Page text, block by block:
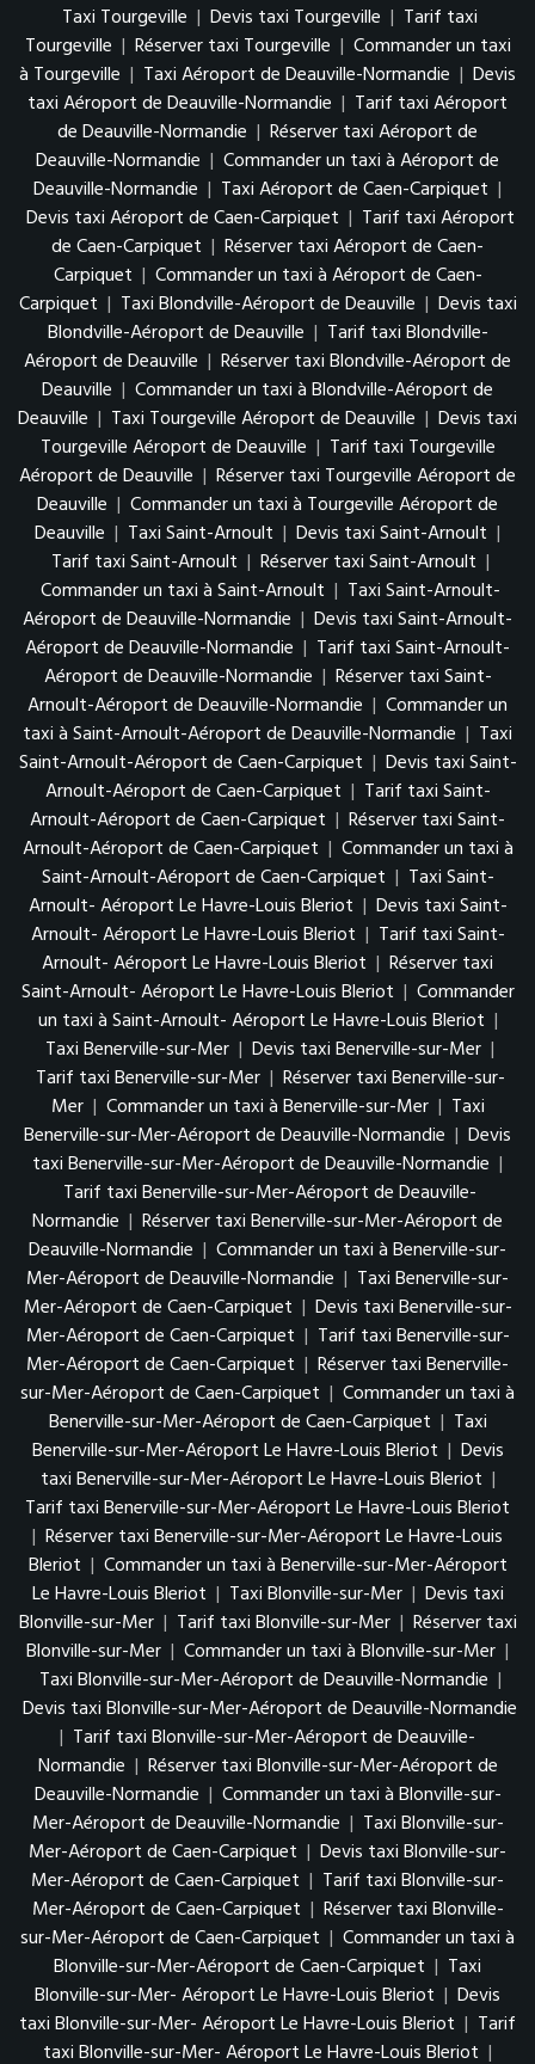
Taxi Tourgeville | Devis taxi Tourgeville | Tarif taxi
Tourgeville | Réserver taxi Tourgeville | Commander un taxi
à Tourgeville | Taxi Aéroport de Deauville-Normandie | Devis
taxi Aéroport de Deauville-Normandie | Tarif taxi Aéroport
de Deauville-Normandie | Réserver taxi Aéroport de
Deauville-Normandie | Commander un taxi à Aéroport de
Deauville-Normandie | Taxi Aéroport de Caen-Carpiquet |
Devis taxi Aéroport de Caen-Carpiquet | Tarif taxi Aéroport
de Caen-Carpiquet | Réserver taxi Aéroport de Caen-
Carpiquet | Commander un taxi à Aéroport de Caen-
Carpiquet | Taxi Blondville-Aéroport de Deauville | Devis taxi
Blondville-Aéroport de Deauville | Tarif taxi Blondville-
Aéroport de Deauville | Réserver taxi Blondville-Aéroport de
Deauville | Commander un taxi à Blondville-Aéroport de
Deauville | Taxi Tourgeville Aéroport de Deauville | Devis taxi
Tourgeville Aéroport de Deauville | Tarif taxi Tourgeville
Aéroport de Deauville | Réserver taxi Tourgeville Aéroport de
Deauville | Commander un taxi à Tourgeville Aéroport de
Deauville | Taxi Saint-Arnoult | Devis taxi Saint-Arnoult |
Tarif taxi Saint-Arnoult | Réserver taxi Saint-Arnoult |
Commander un taxi à Saint-Arnoult | Taxi Saint-Arnoult-
Aéroport de Deauville-Normandie | Devis taxi Saint-Arnoult-
Aéroport de Deauville-Normandie | Tarif taxi Saint-Arnoult-
Aéroport de Deauville-Normandie | Réserver taxi Saint-
Arnoult-Aéroport de Deauville-Normandie | Commander un
taxi à Saint-Arnoult-Aéroport de Deauville-Normandie | Taxi
Saint-Arnoult-Aéroport de Caen-Carpiquet | Devis taxi Saint-
Arnoult-Aéroport de Caen-Carpiquet | Tarif taxi Saint-
Arnoult-Aéroport de Caen-Carpiquet | Réserver taxi Saint-
Arnoult-Aéroport de Caen-Carpiquet | Commander un taxi à
Saint-Arnoult-Aéroport de Caen-Carpiquet | Taxi Saint-
Arnoult- Aéroport Le Havre-Louis Bleriot | Devis taxi Saint-
Arnoult- Aéroport Le Havre-Louis Bleriot | Tarif taxi Saint-
Arnoult- Aéroport Le Havre-Louis Bleriot | Réserver taxi
Saint-Arnoult- Aéroport Le Havre-Louis Bleriot | Commander
un taxi à Saint-Arnoult- Aéroport Le Havre-Louis Bleriot |
Taxi Benerville-sur-Mer | Devis taxi Benerville-sur-Mer |
Tarif taxi Benerville-sur-Mer | Réserver taxi Benerville-sur-
Mer | Commander un taxi à Benerville-sur-Mer | Taxi
Benerville-sur-Mer-Aéroport de Deauville-Normandie | Devis
taxi Benerville-sur-Mer-Aéroport de Deauville-Normandie |
Tarif taxi Benerville-sur-Mer-Aéroport de Deauville-
Normandie | Réserver taxi Benerville-sur-Mer-Aéroport de
Deauville-Normandie | Commander un taxi à Benerville-sur-
Mer-Aéroport de Deauville-Normandie | Taxi Benerville-sur-
Mer-Aéroport de Caen-Carpiquet | Devis taxi Benerville-sur-
Mer-Aéroport de Caen-Carpiquet | Tarif taxi Benerville-sur-
Mer-Aéroport de Caen-Carpiquet | Réserver taxi Benerville-
sur-Mer-Aéroport de Caen-Carpiquet | Commander un taxi à
Benerville-sur-Mer-Aéroport de Caen-Carpiquet | Taxi
Benerville-sur-Mer-Aéroport Le Havre-Louis Bleriot | Devis
taxi Benerville-sur-Mer-Aéroport Le Havre-Louis Bleriot |
Tarif taxi Benerville-sur-Mer-Aéroport Le Havre-Louis Bleriot
| Réserver taxi Benerville-sur-Mer-Aéroport Le Havre-Louis
Bleriot | Commander un taxi à Benerville-sur-Mer-Aéroport
Le Havre-Louis Bleriot | Taxi Blonville-sur-Mer | Devis taxi
Blonville-sur-Mer | Tarif taxi Blonville-sur-Mer | Réserver taxi
Blonville-sur-Mer | Commander un taxi à Blonville-sur-Mer |
Taxi Blonville-sur-Mer-Aéroport de Deauville-Normandie |
Devis taxi Blonville-sur-Mer-Aéroport de Deauville-Normandie
| Tarif taxi Blonville-sur-Mer-Aéroport de Deauville-
Normandie | Réserver taxi Blonville-sur-Mer-Aéroport de
Deauville-Normandie | Commander un taxi à Blonville-sur-
Mer-Aéroport de Deauville-Normandie | Taxi Blonville-sur-
Mer-Aéroport de Caen-Carpiquet | Devis taxi Blonville-sur-
Mer-Aéroport de Caen-Carpiquet | Tarif taxi Blonville-sur-
Mer-Aéroport de Caen-Carpiquet | Réserver taxi Blonville-
sur-Mer-Aéroport de Caen-Carpiquet | Commander un taxi à
Blonville-sur-Mer-Aéroport de Caen-Carpiquet | Taxi
Blonville-sur-Mer- Aéroport Le Havre-Louis Bleriot | Devis
taxi Blonville-sur-Mer- Aéroport Le Havre-Louis Bleriot | Tarif
taxi Blonville-sur-Mer- Aéroport Le Havre-Louis Bleriot |